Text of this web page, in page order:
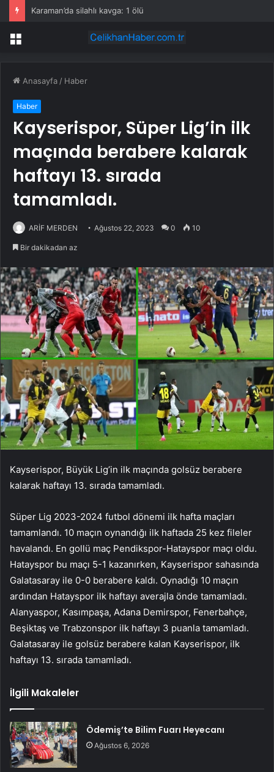
Karaman’da silahlı kavga: 1 ölü
Menü
Anasayfa / Haber
Haber
Kayserispor, Süper Lig’in ilk
maçında berabere kalarak
haftayı 13. sırada
tamamladı.
ARİF MERDEN Ağustos 22, 2023 0 10
Bir dakikadan az
Kayserispor, Büyük Lig’in ilk maçında golsüz berabere
kalarak haftayı 13. sırada tamamladı.
Süper Lig 2023-2024 futbol dönemi ilk hafta maçları
tamamlandı. 10 maçın oynandığı ilk haftada 25 kez fileler
havalandı. En gollü maç Pendikspor-Hatayspor maçı oldu.
Hatayspor bu maçı 5-1 kazanırken, Kayserispor sahasında
Galatasaray ile 0-0 berabere kaldı. Oynadığı 10 maçın
ardından Hatayspor ilk haftayı averajla önde tamamladı.
Alanyaspor, Kasımpaşa, Adana Demirspor, Fenerbahçe,
Beşiktaş ve Trabzonspor ilk haftayı 3 puanla tamamladı.
Galatasaray ile golsüz berabere kalan Kayserispor, ilk
haftayı 13. sırada tamamladı.
İlgili Makaleler
Ödemiş’te Bilim Fuarı Heyecanı
Ağustos 6, 2026